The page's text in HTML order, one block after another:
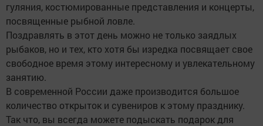
гуляния, костюмированные представления и концерты,
посвященные рыбной ловле.
Поздравлять в этот день можно не только заядлых
рыбаков, но и тех, кто хотя бы изредка посвящает свое
свободное время этому интересному и увлекательному
занятию.
В современной России даже производится большое
количество открыток и сувениров к этому празднику.
Так что, вы всегда можете подыскать подарок для